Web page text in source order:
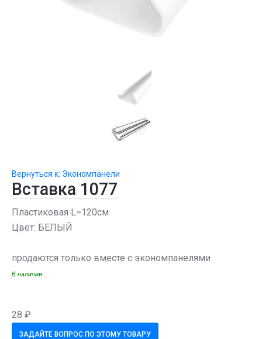
Вернуться к: Экономпанели
Вставка 1077
Пластиковая L=120см
Цвет: БЕЛЫЙ
продаются только вместе с экономпанелями
В наличии
28 ₽
ЗАДАЙТЕ ВОПРОС ПО ЭТОМУ ТОВАРУ